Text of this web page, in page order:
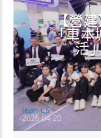
【營
「車本
活
Jean-CS
2026-04-20